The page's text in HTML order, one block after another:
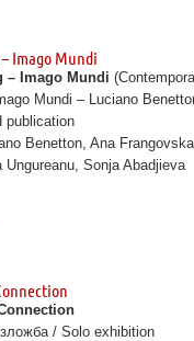
Imago Mundi
– Imago Mundi
Mundi – Luciano
publication
Benetton, Ana
Ungureanu, Sonja Abadjieva
/ Solo exhibition